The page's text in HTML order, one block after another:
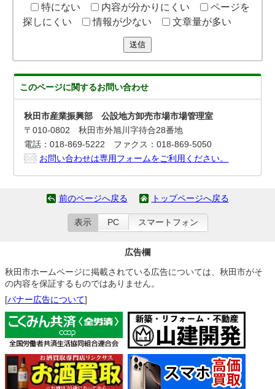
特にない
内容が分かりにくい
ページを
探しにくい
情報が少ない 文章量が多い
送信
このページに関するお問い合わせ
秋田市産業振興部 公設地方卸売市場市場管理室
〒010-0802 秋田市外旭川字待合28番地
電話：018-869-5222 ファクス：018-869-5050
お問い合わせは専用フォームをご利用ください。
前のページへ戻る トップページへ戻る
表示 PC スマートフォン
広告欄
秋田市ホームページに掲載されている広告については、秋田市がそ
の内容を保証するものではありません。
[バナー広告について]